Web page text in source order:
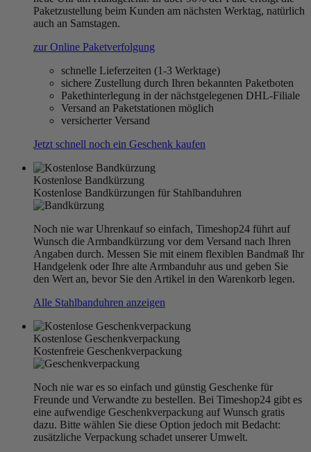
Paketzustellung beim Kunden am nächsten Werktag, natürlich
auch an Samstagen.
zur Online Paketverfolgung
schnelle Lieferzeiten (1-3 Werktage)
sichere Zustellung durch Ihren bekannten Paketboten
Pakethinterlegung in der nächstgelegenen DHL-Filiale
Versand an Paketstationen möglich
versicherter Versand
Jetzt schnell noch ein Geschenk kaufen
Kostenlose Bandkürzung
Kostenlose Bandkürzungen für Stahlbanduhren
Noch nie war Uhrenkauf so einfach, Timeshop24 führt auf
Wunsch die Armbandkürzung vor dem Versand nach Ihren
Angaben durch. Messen Sie mit einem flexiblen Bandmaß Ihr
Handgelenk oder Ihre alte Armbanduhr aus und geben Sie
den Wert an, bevor Sie den Artikel in den Warenkorb legen.
Alle Stahlbanduhren anzeigen
Kostenlose Geschenkverpackung
Kostenfreie Geschenkverpackung
Noch nie war es so einfach und günstig Geschenke für
Freunde und Verwandte zu bestellen. Bei Timeshop24 gibt es
eine aufwendige Geschenkverpackung auf Wunsch gratis
dazu. Bitte wählen Sie diese Option jedoch mit Bedacht:
zusätzliche Verpackung schadet unserer Umwelt.